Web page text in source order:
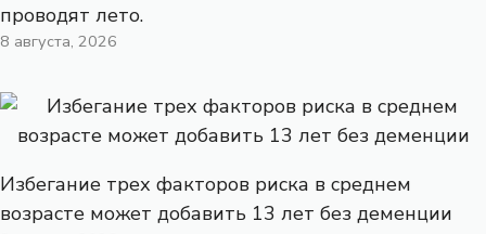
проводят лето.
8 августа, 2026
Избегание трех факторов риска в среднем
возрасте может добавить 13 лет без деменции